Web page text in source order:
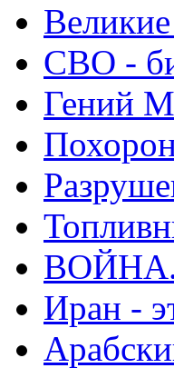
СВО -
Гений
ВОЙНА.
Иран -